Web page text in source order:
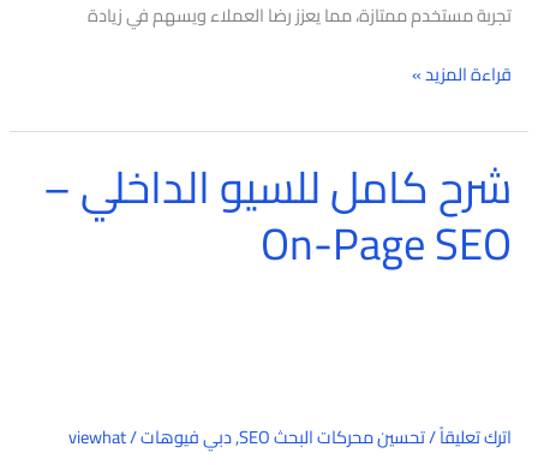
تجربة مستخدم ممتازة، مما يعزز رضا العملاء ويسهم في زيادة
قراءة المزيد »
شرح كامل للسيو الداخلي –
On-Page SEO
اترك تعليقاً/تحسين محركات البحث SEO ,دبي فيوهات/
viewhat
شرح
كامل
للسيو
الداخلي